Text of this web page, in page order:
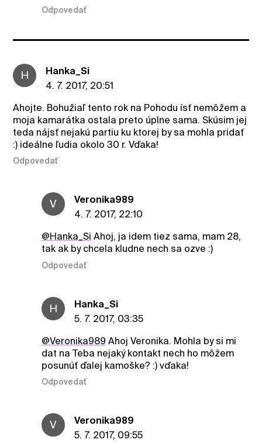
Odpovedať
H
Hanka_Si
4. 7. 2017, 20:51
Ahojte. Bohužiaľ tento rok na Pohodu ísť nemôžem a
moja kamarátka ostala preto úplne sama. Skúsim jej
teda nájsť nejakú partiu ku ktorej by sa mohla pridať
:) ideálne ľudia okolo 30 r. Vďaka!
Odpovedať
V
Veronika989
4. 7. 2017, 22:10
@Hanka_Si Ahoj, ja idem tiez sama, mam 28,
tak ak by chcela kludne nech sa ozve :)
Odpovedať
H
Hanka_Si
5. 7. 2017, 03:35
@Veronika989 Ahoj Veronika. Mohla by si mi
dat na Teba nejaký kontakt nech ho môžem
posunúť ďalej kamoške? :) vďaka!
Odpovedať
V
Veronika989
5. 7. 2017, 09:55